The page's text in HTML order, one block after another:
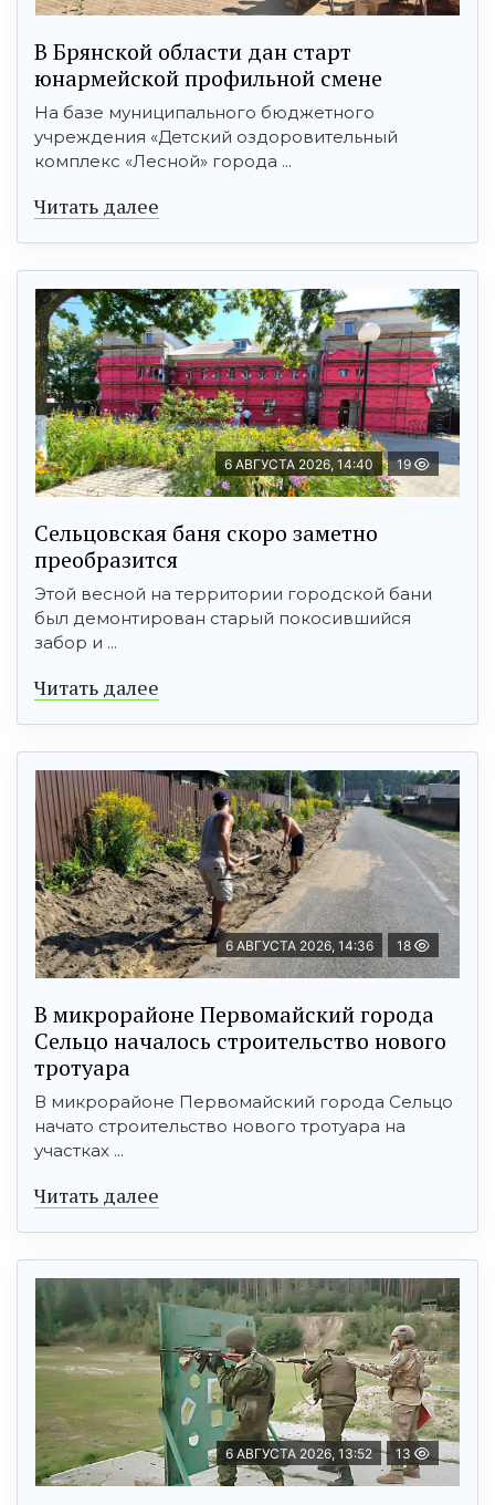
В Брянской области дан старт
юнармейской профильной смене
На базе муниципального бюджетного
учреждения «Детский оздоровительный
комплекс «Лесной» города ...
Читать далее
6 АВГУСТА 2026, 14:40 19
Сельцовская баня скоро заметно
преобразится
Этой весной на территории городской бани
был демонтирован старый покосившийся
забор и ...
Читать далее
6 АВГУСТА 2026, 14:36 18
В микрорайоне Первомайский города
Сельцо началось строительство нового
тротуара
В микрорайоне Первомайский города Сельцо
начато строительство нового тротуара на
участках ...
Читать далее
6 АВГУСТА 2026, 13:52 13